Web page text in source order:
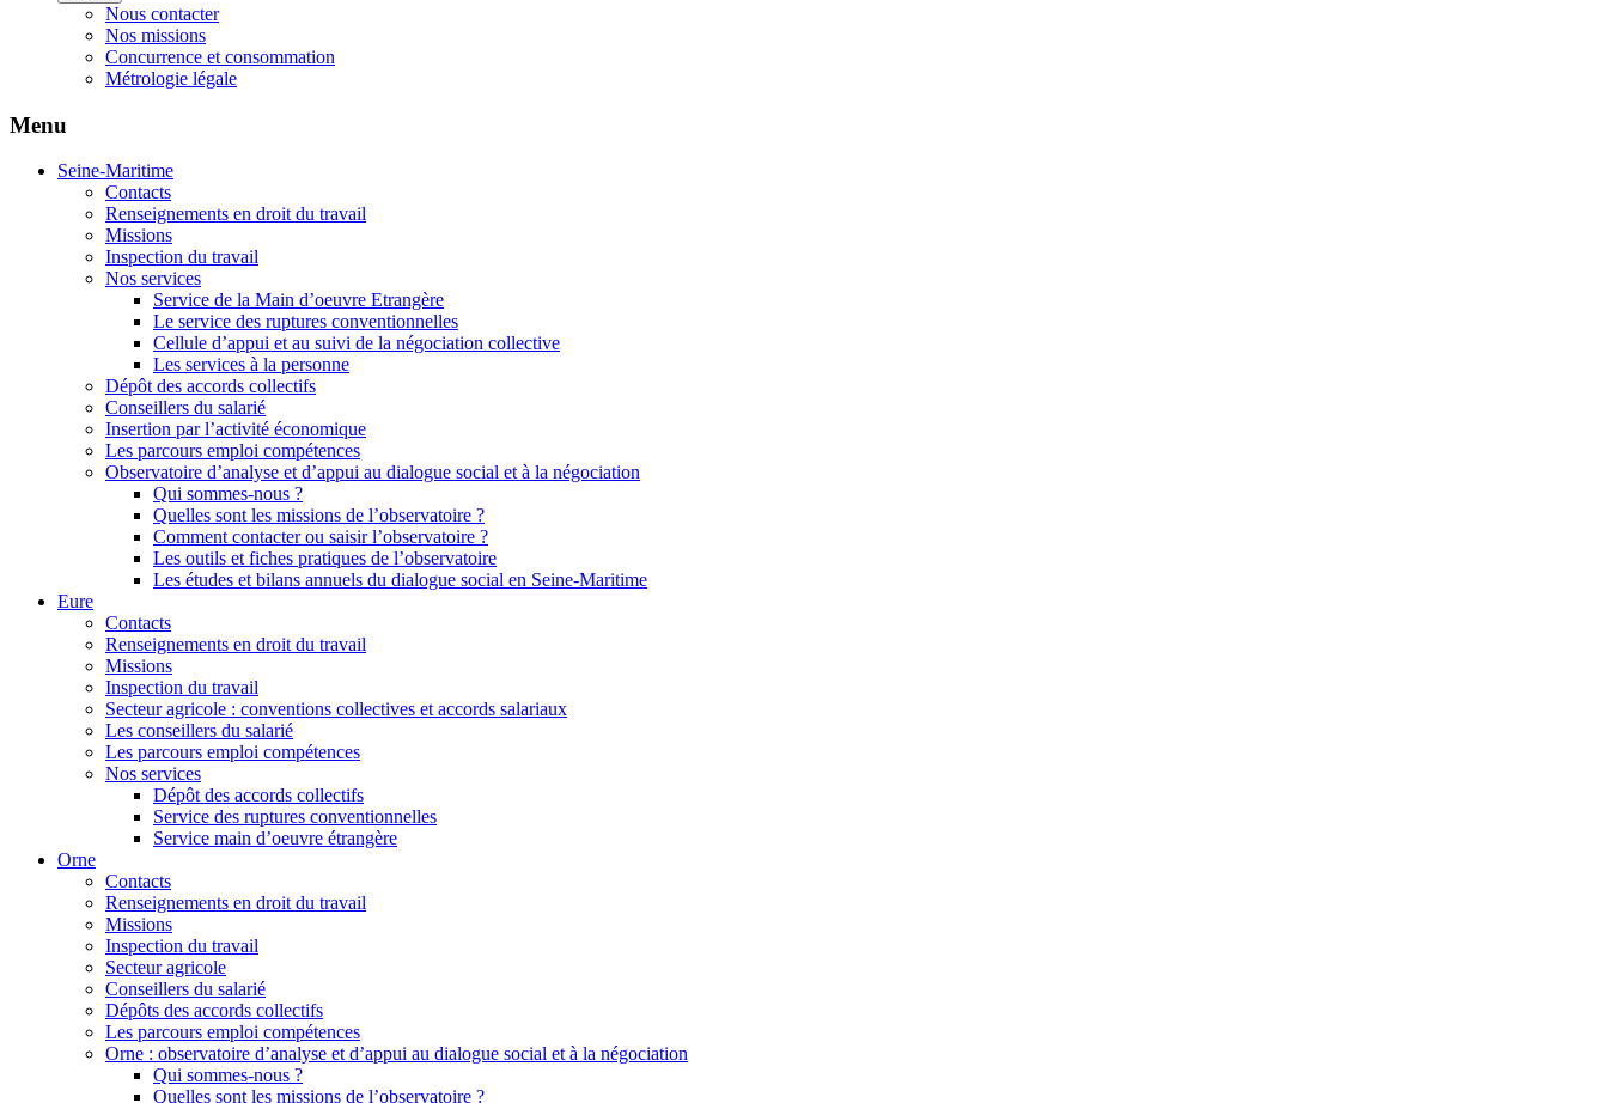
Nous contacter
Nos missions
Concurrence et consommation
Métrologie légale
Menu
Seine-Maritime
Contacts
Renseignements en droit du travail
Missions
Inspection du travail
Nos services
Service de la Main d’oeuvre Etrangère
Le service des ruptures conventionnelles
Cellule d’appui et au suivi de la négociation collective
Les services à la personne
Dépôt des accords collectifs
Conseillers du salarié
Insertion par l’activité économique
Les parcours emploi compétences
Observatoire d’analyse et d’appui au dialogue social et à la négociation
Qui sommes-nous ?
Quelles sont les missions de l’observatoire ?
Comment contacter ou saisir l’observatoire ?
Les outils et fiches pratiques de l’observatoire
Les études et bilans annuels du dialogue social en Seine-Maritime
Eure
Contacts
Renseignements en droit du travail
Missions
Inspection du travail
Secteur agricole : conventions collectives et accords salariaux
Les conseillers du salarié
Les parcours emploi compétences
Nos services
Dépôt des accords collectifs
Service des ruptures conventionnelles
Service main d’oeuvre étrangère
Orne
Contacts
Renseignements en droit du travail
Missions
Inspection du travail
Secteur agricole
Conseillers du salarié
Dépôts des accords collectifs
Les parcours emploi compétences
Orne : observatoire d’analyse et d’appui au dialogue social et à la négociation
Qui sommes-nous ?
Quelles sont les missions de l’observatoire ?